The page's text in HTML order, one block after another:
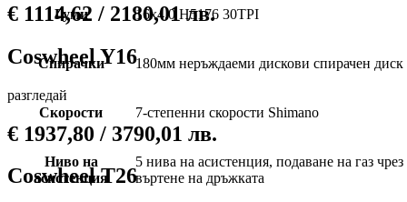
Гуми 16х4.0 H5176 30TPI
Спирачки 180мм неръждаеми дискови спирачен диск
Скорости 7-степенни скорости Shimano
Ниво на
асистенция
5 нива на асистенция, подаване на газ чрез
въртене на дръжката
€ 1114,62 / 2180,01 лв.
Coswheel Y16
разгледай
€ 1937,80 / 3790,01 лв.
Coswheel T26